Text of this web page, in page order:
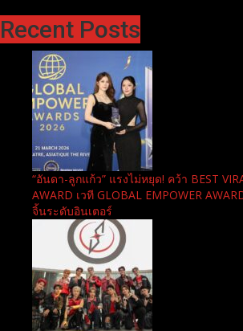
Recent Posts
“อันดา-ลูกแก้ว” แรงไม่หยุด! คว้า BEST
AWARD เวที GLOBAL EMPOWER
จิ้นระดับอินเตอร์